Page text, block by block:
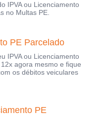
IPVA ou Licenciamento
no Multas PE.
PE Parcelado
IPVA ou Licenciamento
agora mesmo e fique
os débitos veiculares
PE